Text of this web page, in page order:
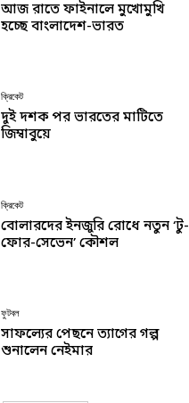
আজ রাতে ফাইনালে মুখোমুখি
হচ্ছে বাংলাদেশ-ভারত
ক্রিকেট
দুই দশক পর ভারতের মাটিতে
জিম্বাবুয়ে
ক্রিকেট
বোলারদের ইনজুরি রোধে নতুন ‘টু-
ফোর-সেভেন’ কৌশল
ফুটবল
সাফল্যের পেছনে ত্যাগের গল্প
শুনালেন নেইমার